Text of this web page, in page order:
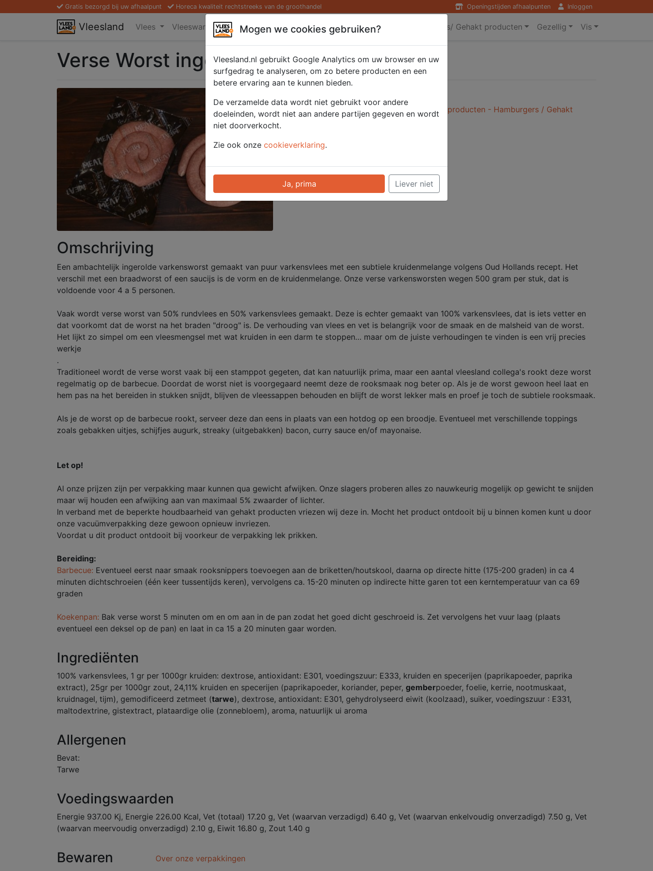
Gratis bezorgd bij uw afhaalpunt Horeca kwaliteit rechtstreeks van de groothandel Openingstijden afhaalpunten Inloggen
Vleesland Vlees Vleeswaren Kaas/ Zuivel Saté/ Barbecue Diversen Hamburgers/ Gehakt producten Gezellig Vis
Verse Worst ingerold 2x500gr.
Categorie
Hamburgers/ Gehakt producten - Hamburgers / Gehakt
producten
Voor onze prijzen moet u ingelogd zijn.
Omschrijving
Een ambachtelijk ingerolde varkensworst gemaakt van puur varkensvlees met een subtiele kruidenmelange volgens Oud Hollands recept. Het
verschil met een braadworst of een saucijs is de vorm en de kruidenmelange. Onze verse varkensworsten wegen 500 gram per stuk, dat is
voldoende voor 4 a 5 personen.
Vaak wordt verse worst van 50% rundvlees en 50% varkensvlees gemaakt. Deze is echter gemaakt van 100% varkensvlees, dat is iets vetter en
dat voorkomt dat de worst na het braden "droog" is. De verhouding van vlees en vet is belangrijk voor de smaak en de malsheid van de worst.
Het lijkt zo simpel om een vleesmengsel met wat kruiden in een darm te stoppen… maar om de juiste verhoudingen te vinden is een vrij precies
werkje
.
Traditioneel wordt de verse worst vaak bij een stamppot gegeten, dat kan natuurlijk prima, maar een aantal vleesland collega's rookt deze worst
regelmatig op de barbecue. Doordat de worst niet is voorgegaard neemt deze de rooksmaak nog beter op. Als je de worst gewoon heel laat en
hem pas na het bereiden in stukken snijdt, blijven de vleessappen behouden en blijft de worst lekker mals en proef je toch de subtiele rooksmaak.
Als je de worst op de barbecue rookt, serveer deze dan eens in plaats van een hotdog op een broodje. Eventueel met verschillende toppings
zoals gebakken uitjes, schijfjes augurk, streaky (uitgebakken) bacon, curry sauce en/of mayonaise.
Let op!
Al onze prijzen zijn per verpakking maar kunnen qua gewicht afwijken. Onze slagers proberen alles zo nauwkeurig mogelijk op gewicht te snijden
maar wij houden een afwijking aan van maximaal 5% zwaarder of lichter.
In verband met de beperkte houdbaarheid van gehakt producten vriezen wij deze in. Mocht het product ontdooit bij u binnen komen kunt u door
onze vacuümverpakking deze gewoon opnieuw invriezen.
Voordat u dit product ontdooit bij voorkeur de verpakking lek prikken.
Bereiding:
Barbecue: Eventueel eerst naar smaak rooksnippers toevoegen aan de briketten/houtskool, daarna op directe hitte (175-200 graden) in ca 4
minuten dichtschroeien (één keer tussentijds keren), vervolgens ca. 15-20 minuten op indirecte hitte garen tot een kerntemperatuur van ca 69
graden
Koekenpan: Bak verse worst 5 minuten om en om aan in de pan zodat het goed dicht geschroeid is. Zet vervolgens het vuur laag (plaats
eventueel een deksel op de pan) en laat in ca 15 a 20 minuten gaar worden.
Ingrediënten
100% varkensvlees, 1 gr per 1000gr kruiden: dextrose, antioxidant: E301, voedingszuur: E333, kruiden en specerijen (paprikapoeder, paprika
extract), 25gr per 1000gr zout, 24,11% kruiden en specerijen (paprikapoeder, koriander, peper, gemberpoeder, foelie, kerrie, nootmuskaat,
kruidnagel, tijm), gemodificeerd zetmeet (tarwe), dextrose, antioxidant: E301, gehydrolyseerd eiwit (koolzaad), suiker, voedingszuur : E331,
maltodextrine, gistextract, plataardige olie (zonnebloem), aroma, natuurlijk ui aroma
Allergenen
Bevat:
Tarwe
Voedingswaarden
Energie 937.00 Kj, Energie 226.00 Kcal, Vet (totaal) 17.20 g, Vet (waarvan verzadigd) 6.40 g, Vet (waarvan enkelvoudig onverzadigd) 7.50 g, Vet
(waarvan meervoudig onverzadigd) 2.10 g, Eiwit 16.80 g, Zout 1.40 g
Bewaren
Over onze verpakkingen
Mogen we cookies gebruiken?
Vleesland.nl gebruikt Google Analytics om uw browser en uw
surfgedrag te analyseren, om zo betere producten en een
betere ervaring aan te kunnen bieden.
De verzamelde data wordt niet gebruikt voor andere
doeleinden, wordt niet aan andere partijen gegeven en wordt
niet doorverkocht.
Zie ook onze cookieverklaring.
Ja, prima Liever niet